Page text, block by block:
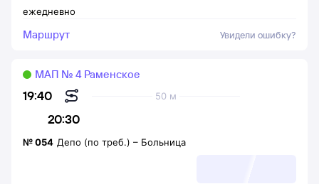
ежедневно
Маршрут Увидели ошибку?
19:40
20:30
50 м
МАП № 4 Раменское
№054 Депо (по треб.) – Больница